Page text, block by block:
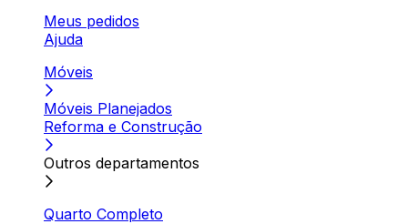
Meus pedidos
Ajuda
Móveis
Móveis Planejados
Reforma e Construção
Outros departamentos
Quarto Completo